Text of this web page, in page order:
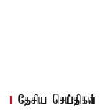
தேசிய செய்திகள்